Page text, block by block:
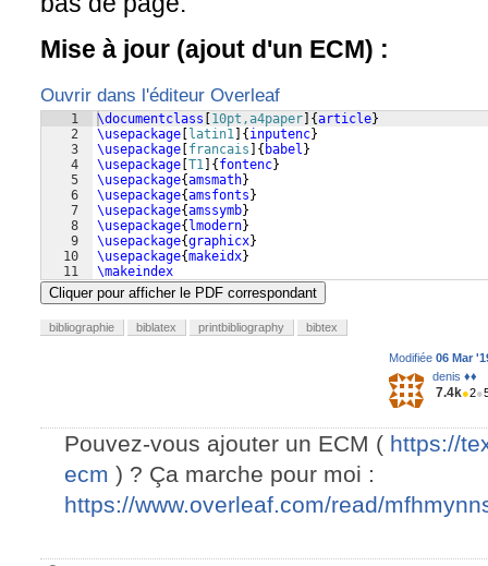
Mise à jour (ajout d'un ECM) :
Ouvrir dans l'éditeur Overleaf
1
2
3
4
5
6
7
8
9
10
11
\documentclass 10pt,a4paper {article}
\usepackage
latin1 { inputenc}
\usepackage francais { babel }
\usepackage T1 { fontenc}
\usepackage{amsmath}
\usepackage{amsfonts }
\usepackage{amssymb}
\usepackage{ lmodern}
\usepackage{graphicx}
\usepackage{makeidx}
\makeindex
Cliquer pour afficher le PDF correspondant
bibliographie biblatex printbibliography bibtex
Modifiée 06 Mar
denis ♦♦
7.4k●2●
Pouvez-vous ajouter un ECM ( https://
ecm ) ? Ça marche pour moi :
https://www.overleaf.com/read/